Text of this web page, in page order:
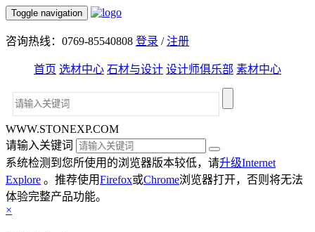
Toggle navigation
咨询热线：0769-85540808 登录 /注册
首页 选材中心 石材与设计 设计师俱乐部 素材中心
WWW.STONEXP.COM
请输入关键词
系统检测到您所使用的浏览器版本较低，请升级Internet
Explore 。推荐使用Firefox或Chrome浏览器打开，否则将无法
体验完整产品功能。
×